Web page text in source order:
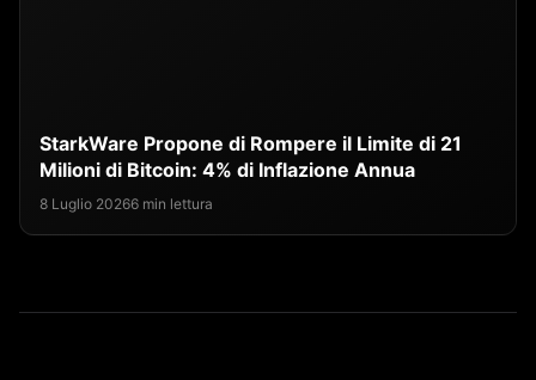
StarkWare Propone di Rompere il Limite di 21
Milioni di Bitcoin: 4% di Inflazione Annua
8 Luglio 20266 min lettura